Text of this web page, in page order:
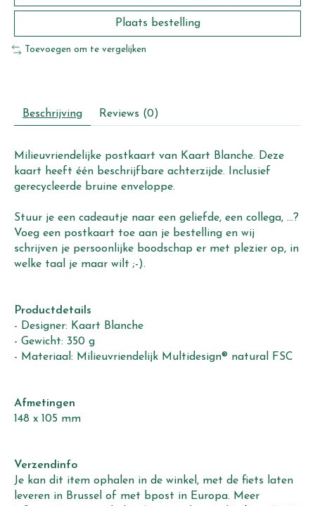
Plaats bestelling
Toevoegen om te vergelijken
Beschrijving Reviews (0)
Milieuvriendelijke postkaart van Kaart Blanche. Deze
kaart heeft één beschrijfbare achterzijde. Inclusief
gerecycleerde bruine enveloppe.
Stuur je een cadeautje naar een geliefde, een collega, ...?
Voeg een postkaart toe aan je bestelling en wij
schrijven je persoonlijke boodschap er met plezier op, in
welke taal je maar wilt ;-).
Productdetails
- Designer: Kaart Blanche
- Gewicht: 350 g
- Materiaal: Milieuvriendelijk Multidesign® natural FSC
Afmetingen
148 x 105 mm
Verzendinfo
Je kan dit item ophalen in de winkel, met de fiets laten
leveren in Brussel of met bpost in Europa. Meer